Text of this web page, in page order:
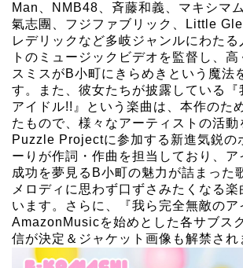
Man、NMB48、斉藤和義、マキシマ
氣志團、フジファブリック、Little
レデリックなど多岐ジャンルにわたる
トのミュージックビデオを監督し、高
スミスがB小町にきらめきという魔法
す。また、彼女たちが披露している『
アイドル!!』という楽曲は、本作のた
たもので、様々なアーティストの活動
Puzzle Projectに参加する新進気鋭の
ーりが作詞・作曲を担当しており、ア
成功を夢見るB小町の魅力が詰まった
メロディに思わず口ずさみたくなる楽
います。さらに、『我ら完全無敵のア
AmazonMusicを始めとした各サブス
信が決定＆ジャケット画像も解禁され